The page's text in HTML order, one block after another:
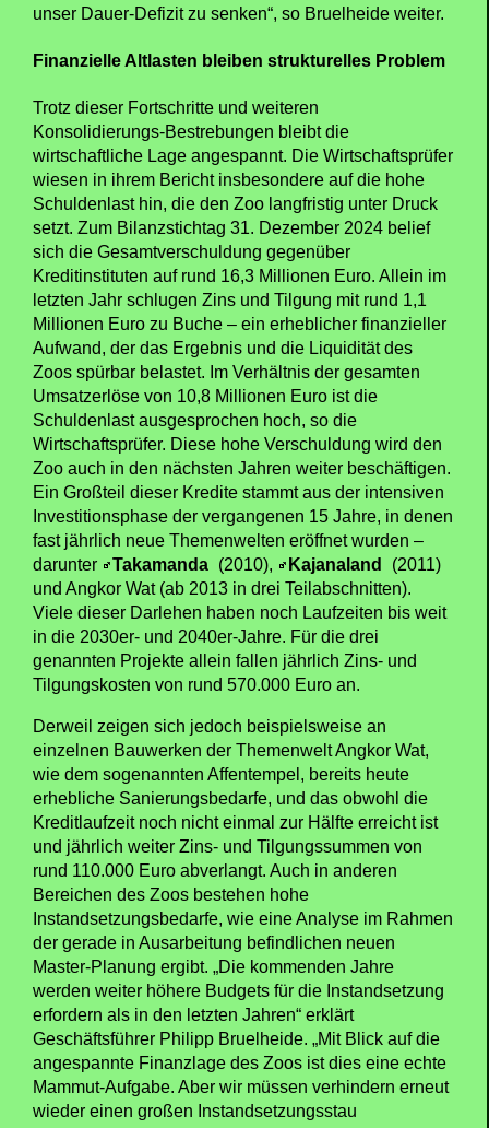
unser Dauer-Defizit zu senken“, so Bruelheide weiter.
Finanzielle Altlasten bleiben strukturelles Problem
Trotz dieser Fortschritte und weiteren
Konsolidierungs-Bestrebungen bleibt die
wirtschaftliche Lage angespannt. Die Wirtschaftsprüfer
wiesen in ihrem Bericht insbesondere auf die hohe
Schuldenlast hin, die den Zoo langfristig unter Druck
setzt. Zum Bilanzstichtag 31. Dezember 2024 belief
sich die Gesamtverschuldung gegenüber
Kreditinstituten auf rund 16,3 Millionen Euro. Allein im
letzten Jahr schlugen Zins und Tilgung mit rund 1,1
Millionen Euro zu Buche – ein erheblicher finanzieller
Aufwand, der das Ergebnis und die Liquidität des
Zoos spürbar belastet. Im Verhältnis der gesamten
Umsatzerlöse von 10,8 Millionen Euro ist die
Schuldenlast ausgesprochen hoch, so die
Wirtschaftsprüfer. Diese hohe Verschuldung wird den
Zoo auch in den nächsten Jahren weiter beschäftigen.
Ein Großteil dieser Kredite stammt aus der intensiven
Investitionsphase der vergangenen 15 Jahre, in denen
fast jährlich neue Themenwelten eröffnet wurden –
darunter
Takamanda (2010), Kajanaland
(2011)
und Angkor Wat (ab 2013 in drei Teilabschnitten).
Viele dieser Darlehen haben noch Laufzeiten bis weit
in die 2030er- und 2040er-Jahre. Für die drei
genannten Projekte allein fallen jährlich Zins- und
Tilgungskosten von rund 570.000 Euro an.
Derweil zeigen sich jedoch beispielsweise an
einzelnen Bauwerken der Themenwelt Angkor Wat,
wie dem sogenannten Affentempel, bereits heute
erhebliche Sanierungsbedarfe, und das obwohl die
Kreditlaufzeit noch nicht einmal zur Hälfte erreicht ist
und jährlich weiter Zins- und Tilgungssummen von
rund 110.000 Euro abverlangt. Auch in anderen
Bereichen des Zoos bestehen hohe
Instandsetzungsbedarfe, wie eine Analyse im Rahmen
der gerade in Ausarbeitung befindlichen neuen
Master-Planung ergibt. „Die kommenden Jahre
werden weiter höhere Budgets für die Instandsetzung
erfordern als in den letzten Jahren“ erklärt
Geschäftsführer Philipp Bruelheide. „Mit Blick auf die
angespannte Finanzlage des Zoos ist dies eine echte
Mammut-Aufgabe. Aber wir müssen verhindern erneut
wieder einen großen Instandsetzungsstau